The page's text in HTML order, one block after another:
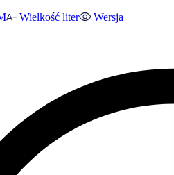
Wielkość liter
Wersja